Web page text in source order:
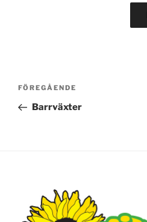
Inläggsnavigering
Föregående
inlägg
FÖREGÅENDE
Barrväxter